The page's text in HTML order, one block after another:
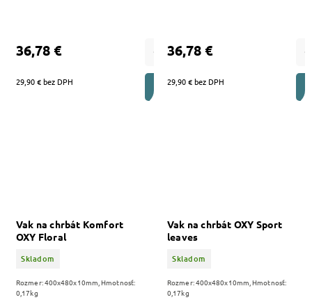
29,90 € bez DPH
36,78 €
DO KOŠÍKA
29,90 € bez DPH
36,78 €
Vak na chrbát Komfort
OXY Floral
Skladom
Rozmer: 400x480x10mm, Hmotnosť:
0,17kg
Vak na chrbát OXY Sport
leaves
Skladom
Rozmer: 400x480x10mm, Hmotnosť:
0,17kg